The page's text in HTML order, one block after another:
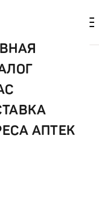
АПТЕК